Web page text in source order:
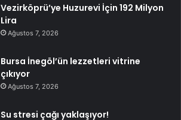
Vezirköprü’ye Huzurevi İçin 192 Milyon
Lira
Ağustos 7, 2026
Bursa İnegöl’ün lezzetleri vitrine
çıkıyor
Ağustos 7, 2026
Su stresi çağı yaklaşıyor!